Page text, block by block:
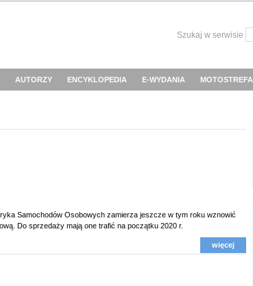
Szukaj w serwisie
AUTORZY ENCYKLOPEDIA E-WYDANIA MOTOSTREFA
Samochodów Osobowych zamierza jeszcze w tym roku wznowić
Do sprzedaży mają one trafić na początku 2020 r.
więcej